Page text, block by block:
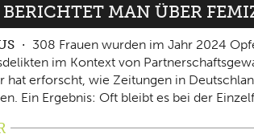
MAN ÜBER
308 Frauen wurden im Jahr 2024
im Kontext von
hat erforscht, wie Zeitungen in
Ein Ergebnis: Oft bleibt es bei der